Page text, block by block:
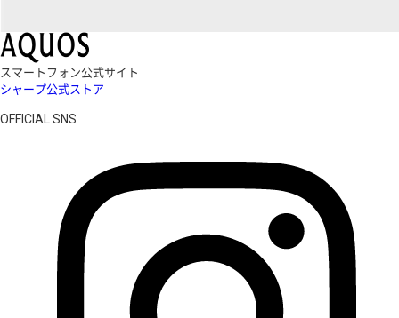
スマートフォン公式サイト
シャープ公式ストア
OFFICIAL SNS